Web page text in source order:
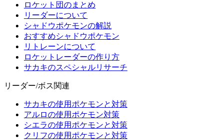
ロケット団のまとめ
リーダーについて
シャドウポケモンの解説
おすすめシャドウポケモン
リトレーンについて
ロケットレーダーの作り方
サカキのスペシャルリサーチ
リーダー/ボス関連
サカキの使用ポケモンと対策
アルロの使用ポケモン対策
シエラの使用ポケモンと対策
クリフの使用ポケモンと対策